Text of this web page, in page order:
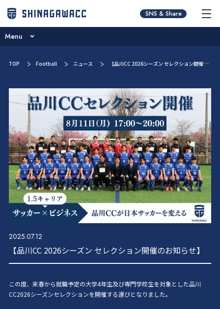
チームコンセプト
ブログ
ニュース
試合日程･結果
選手／スタッフ紹介
お問い合わせ
SNS & Share
Menu
ニュース
選手／スタッフ紹介
お問い合わせ
TOP Football ニュース 【品川CC 2026シーズン セレクション開催のお知らせ】
2025.07.12
【品川CC 2026シーズン セレクション開催のお知らせ】
この度、来春から就職予定の大学4年生及び専門学校生を対象とした品川
CC2026シーズンセレクションを開催する運びとなりました。